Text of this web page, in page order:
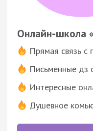
Онлайн-школа
Прямая связь с
Письменные дз
Интересные
Душевное